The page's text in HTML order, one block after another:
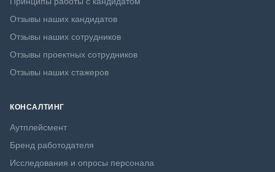
Отзывы наших кандидатов
Отзывы наших сотрудников
Отзывы проектных сотрудников
Отзывы наших стажеров
КОНСАЛТИНГ
Аутплейсмент
Бренд работодателя
Исследования и опросы персонала